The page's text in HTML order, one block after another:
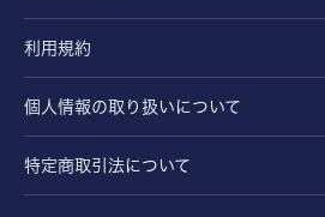
利用規約
個人情報の取り扱いについて
特定商取引法について